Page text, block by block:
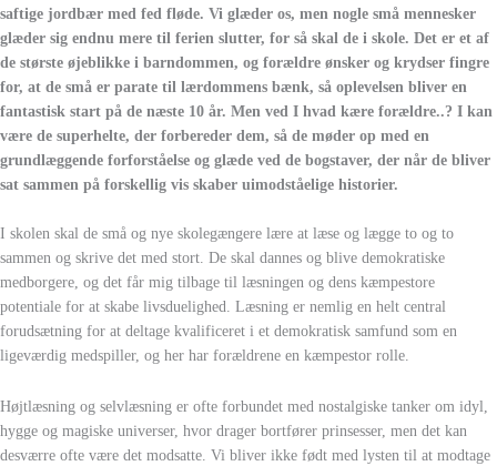
saftige jordbær med fed fløde. Vi glæder os, men nogle små mennesker
glæder sig endnu mere til ferien slutter, for så skal de i skole. Det er et af
de største øjeblikke i barndommen, og forældre ønsker og krydser fingre
for, at de små er parate til lærdommens bænk, så oplevelsen bliver en
fantastisk start på de næste 10 år. Men ved I hvad kære forældre..? I kan
være de superhelte, der forbereder dem, så de møder op med en
grundlæggende forforståelse og glæde ved de bogstaver, der når de bliver
sat sammen på forskellig vis skaber uimodståelige historier.
I skolen skal de små og nye skolegængere lære at læse og lægge to og to
sammen og skrive det med stort. De skal dannes og blive demokratiske
medborgere, og det får mig tilbage til læsningen og dens kæmpestore
potentiale for at skabe livsduelighed. Læsning er nemlig en helt central
forudsætning for at deltage kvalificeret i et demokratisk samfund som en
ligeværdig medspiller, og her har forældrene en kæmpestor rolle.
Højtlæsning og selvlæsning er ofte forbundet med nostalgiske tanker om idyl,
hygge og magiske universer, hvor drager bortfører prinsesser, men det kan
desværre ofte være det modsatte. Vi bliver ikke født med lysten til at modtage